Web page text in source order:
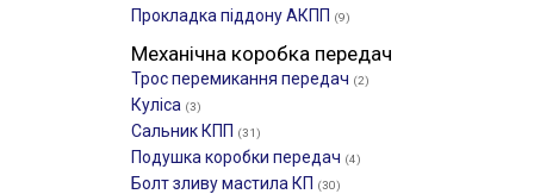
Прокладка піддону АКПП (9)
Механічна коробка передач
Трос перемикання передач (2)
Куліса (3)
Сальник КПП (31)
Подушка коробки передач (4)
Болт зливу мастила КП (30)